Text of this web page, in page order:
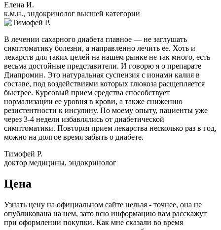
Елена И.
к.м.н., эндокринолог высшей категории
В лечении сахарного диабета главное — не заглушать
симптоматику болезни, а направленно лечить ее. Хоть и
лекарств для таких целей на нашем рынке не так много, есть
весьма достойные представители. И говорю я о препарате
Диапромин. Это натуральная суспензия с ионами калия в
составе, под воздействиями которых глюкоза расщепляется
быстрее. Курсовый прием средства способствует
нормализации ее уровня в крови, а также снижению
резистентности к инсулину. По моему опыту, пациенты уже
через 3-4 недели избавлялись от диабетической
симптоматики. Повторяя прием лекарства несколько раз в год,
можно на долгое время забыть о диабете.
Тимофей Р.
доктор медицины, эндокринолог
Цена
Узнать цену на официальном сайте нельзя - точнее, она не
опубликована на нем, зато всю информацию вам расскажут
при оформлении покупки. Как мне сказали во время